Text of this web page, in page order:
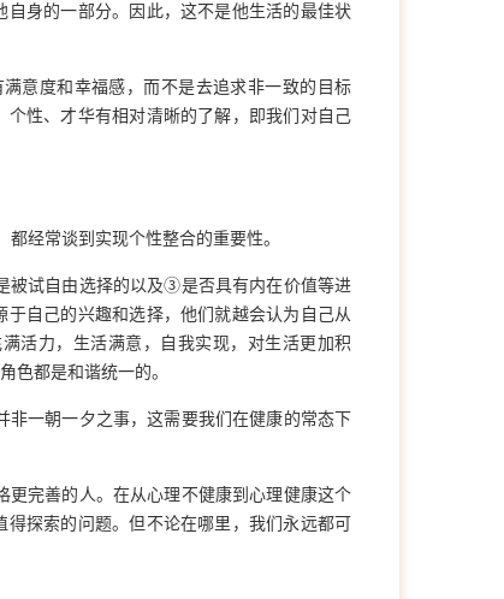
身的一部分。因此，这不是他生活的最佳状
意度和幸福感，而不是去追求非一致的目标
个性、才华有相对清晰的了解，即我们对自己
经常谈到实现个性整合的重要性。
试自由选择的以及③是否具有内在价值等进
自己的兴趣和选择，他们就越会认为自己从
活力，生活满意，自我实现，对生活更加积
色都是和谐统一的。
非一朝一夕之事，这需要我们在健康的常态下
更完善的人。在从心理不健康到心理健康这个
探索的问题。但不论在哪里，我们永远都可